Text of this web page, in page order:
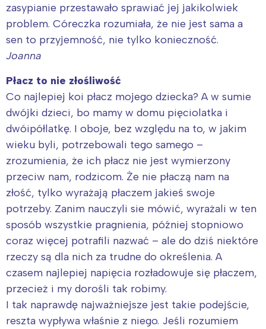
zasypianie przestawało sprawiać jej jakikolwiek
problem. Córeczka rozumiała, że nie jest sama a
sen to przyjemność, nie tylko konieczność.
Joanna
Płacz to nie złośliwość
Co najlepiej koi płacz mojego dziecka? A w sumie
dwójki dzieci, bo mamy w domu pięciolatka i
dwóipółlatkę. I oboje, bez względu na to, w jakim
wieku byli, potrzebowali tego samego –
zrozumienia, że ich płacz nie jest wymierzony
przeciw nam, rodzicom. Że nie płaczą nam na
złość, tylko wyrażają płaczem jakieś swoje
potrzeby. Zanim nauczyli sie mówić, wyrażali w ten
sposób wszystkie pragnienia, później stopniowo
coraz więcej potrafili nazwać – ale do dziś niektóre
rzeczy są dla nich za trudne do określenia. A
czasem najlepiej napięcia rozładowuje się płaczem,
przecież i my dorośli tak robimy.
I tak naprawdę najważniejsze jest takie podejście,
reszta wypływa właśnie z niego. Jeśli rozumiem